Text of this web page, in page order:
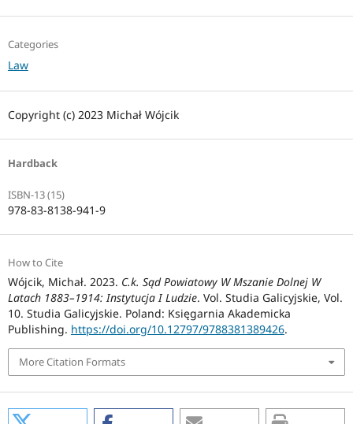
Categories
Law
Copyright (c) 2023 Michał Wójcik
Hardback
ISBN-13 (15)
978-83-8138-941-9
How to Cite
Wójcik, Michał. 2023. C.k. Sąd Powiatowy W Mszanie Dolnej W
Latach 1883–1914: Instytucja I Ludzie. Vol. Studia Galicyjskie, Vol.
10. Studia Galicyjskie. Poland: Księgarnia Akademicka
Publishing. https://doi.org/10.12797/9788381389426.
More Citation Formats